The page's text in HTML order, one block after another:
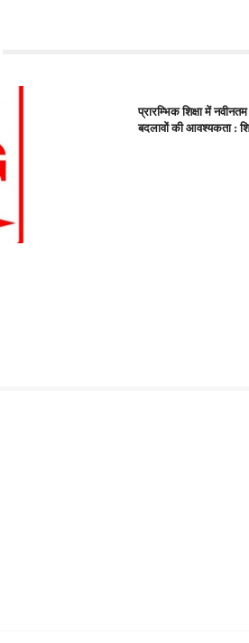
प्रारम्भिक शिक्षा में
बदलावों की आवश्यकता :